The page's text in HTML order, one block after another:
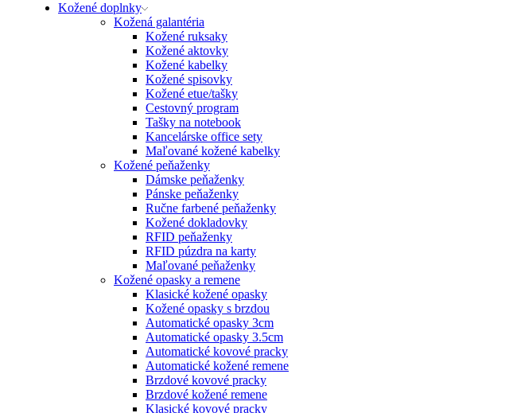
Kožené doplnky
Kožená galantéria
Kožené ruksaky
Kožené aktovky
Kožené kabelky
Kožené spisovky
Kožené etue/tašky
Cestovný program
Tašky na notebook
Kancelárske office sety
Maľované kožené kabelky
Kožené peňaženky
Dámske peňaženky
Pánske peňaženky
Ručne farbené peňaženky
Kožené dokladovky
RFID peňaženky
RFID púzdra na karty
Maľované peňaženky
Kožené opasky a remene
Klasické kožené opasky
Kožené opasky s brzdou
Automatické opasky 3cm
Automatické opasky 3.5cm
Automatické kovové pracky
Automatické kožené remene
Brzdové kovové pracky
Brzdové kožené remene
Klasické kovové pracky